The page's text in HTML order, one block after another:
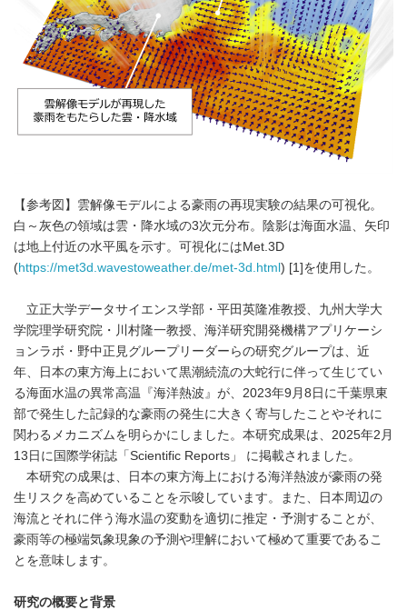
【参考図】雲解像モデルによる豪雨の再現実験の結果の可視化。
白～灰色の領域は雲・降水域の3次元分布。陰影は海面水温、矢印
は地上付近の水平風を示す。可視化にはMet.3D
(https://met3d.wavestoweather.de/met-3d.html) [1]を使用した。
立正大学データサイエンス学部・平田英隆准教授、九州大学大
学院理学研究院・川村隆一教授、海洋研究開発機構アプリケーシ
ョンラボ・野中正見グループリーダーらの研究グループは、近
年、日本の東方海上において黒潮続流の大蛇行に伴って生じてい
る海面水温の異常高温『海洋熱波』が、2023年9月8日に千葉県東
部で発生した記録的な豪雨の発生に大きく寄与したことやそれに
関わるメカニズムを明らかにしました。本研究成果は、2025年2月
13日に国際学術誌「Scientific Reports」 に掲載されました。
本研究の成果は、日本の東方海上における海洋熱波が豪雨の発
生リスクを高めていることを示唆しています。また、日本周辺の
海流とそれに伴う海水温の変動を適切に推定・予測することが、
豪雨等の極端気象現象の予測や理解において極めて重要であるこ
とを意味します。
研究の概要と背景